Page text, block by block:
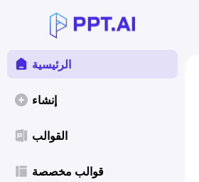
الرئيسية
إنشاء
القوالب
قوالب مخصصة